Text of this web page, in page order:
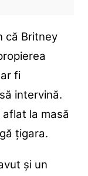
că Britney
fi
intervină.
la masă
țigara.
și un